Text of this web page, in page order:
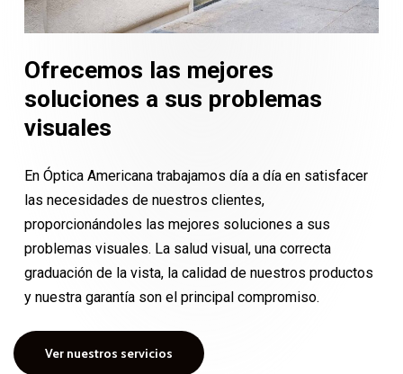
Ofrecemos las mejores
soluciones a sus problemas
visuales
En Óptica Americana trabajamos día a día en satisfacer
las necesidades de nuestros clientes,
proporcionándoles las mejores soluciones a sus
problemas visuales. La salud visual, una correcta
graduación de la vista, la calidad de nuestros productos
y nuestra garantía son el principal compromiso.
Ver nuestros servicios